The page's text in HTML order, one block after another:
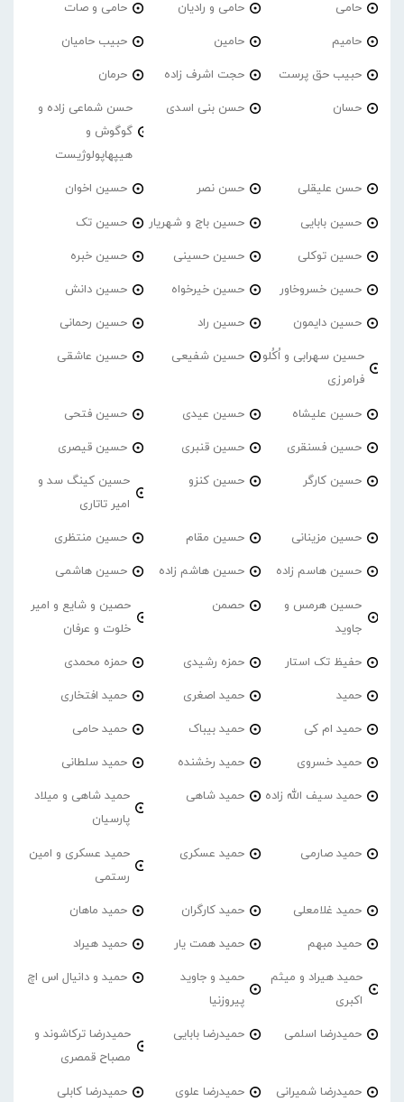
حامی حامی و رادیان حامی و صات
حامیم حامین حبیب حامیان
حبیب حق پرست حجت اشرف زاده حرمان
حسان حسن بنی اسدی
حسن شماعی زاده و
گوگوش و
هیپهاپولوژیست
حسن علیقلی حسن نصر حسین اخوان
حسین بابایی حسین باج و شهریار حسین تک
حسین توکلی حسین حسینی حسین خبره
حسین خسروخاور حسین خیرخواه حسین دانش
حسین دایمون حسین راد حسین رحمانی
حسین سهرابی و اُکُلو
فرامرزی
حسین شفیعی حسین عاشقی
حسین علیشاه حسین عیدی حسین فتحی
حسین فسنقری حسین قنبری حسین قیصری
حسین کارگر حسین کنزو
حسین کینگ سد و
امیر تاتاری
حسین مزینانی حسین مقام حسین منتظری
حسین هاسم زاده حسین هاشم زاده حسین هاشمی
حسین هرمس و
جاوید
حصمن
حصین و شایع و امیر
خلوت و عرفان
حفیظ تک استار حمزه رشیدی حمزه محمدی
حمید حمید اصغری حمید افتخاری
حمید ام کی حمید بیباک حمید حامی
حمید خسروی حمید رخشنده حمید سلطانی
حمید سیف الله زاده حمید شاهی
حمید شاهی و میلاد
پارسیان
حمید صارمی حمید عسکری
حمید عسکری و امین
رستمی
حمید غلامعلی حمید کارگران حمید ماهان
حمید مبهم حمید همت یار حمید هیراد
حمید هیراد و میثم
اکبری
حمید و جاوید
پیروزنیا
حمید و دانیال اس اچ
حمیدرضا اسلمی حمیدرضا بابایی
حمیدرضا ترکاشوند و
مصباح قمصری
حمیدرضا شمیرانی حمیدرضا علوی حمیدرضا کابلی